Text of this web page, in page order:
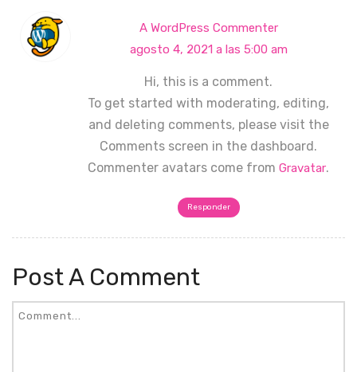
A WordPress Commenter
agosto 4, 2021 a las 5:00 am
Hi, this is a comment.
To get started with moderating, editing,
and deleting comments, please visit the
Comments screen in the dashboard.
Commenter avatars come from Gravatar.
Responder
Post A Comment